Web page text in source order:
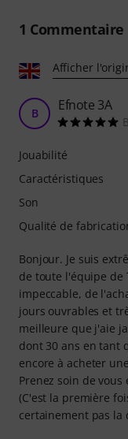
1 Commentaire
Afficher
B Efnote 3A
Bonjour. Je suis
de toute l'équipe de
impeccable, de
jours ouvrables et
meilleure que j'aie
dont 30 ans en tant
encore à acheter
Prenez soin de
(C'est la première
certainement pas la
Jouabilité
Caractéristiques
Son
Qualité de